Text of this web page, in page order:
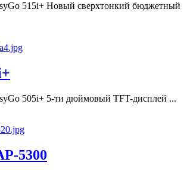
515i+ Новый сверхтонкий бюджетный
505i+ 5-ти дюймовый TFT-дисплей ...
5300